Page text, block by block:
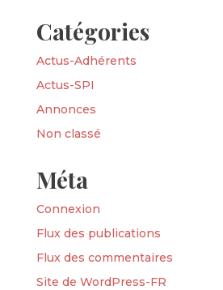
Catégories
Actus-Adhérents
Actus-SPI
Annonces
Non classé
Méta
Connexion
Flux des publications
Flux des commentaires
Site de WordPress-FR